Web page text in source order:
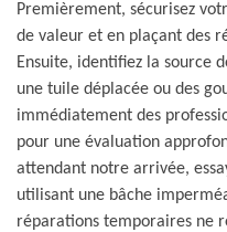
Premièrement, sécurisez
de valeur et en plaçant des
Ensuite, identifiez la source
une tuile déplacée ou des
immédiatement des
pour une évaluation
attendant notre arrivée,
utilisant une bâche
réparations temporaires ne